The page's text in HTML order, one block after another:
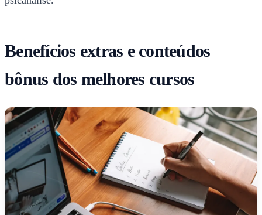
Benefícios extras e conteúdos
bônus dos melhores cursos